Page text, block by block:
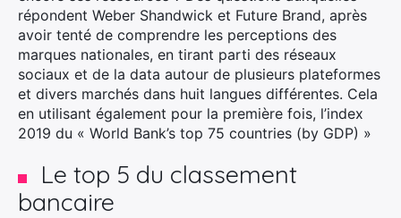
répondent Weber Shandwick et Future Brand, après
avoir tenté de comprendre les perceptions des
marques nationales, en tirant parti des réseaux
sociaux et de la data autour de plusieurs plateformes
et divers marchés dans huit langues différentes. Cela
en utilisant également pour la première fois, l’index
2019 du « World Bank’s top 75 countries (by GDP) »
Le top 5 du classement
bancaire